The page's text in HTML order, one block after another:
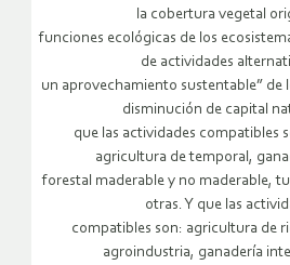
la cobertura vegetal
funciones ecológicas de los
de actividades
un aprovechamiento sustentable” de
disminución de capital
que las actividades compatibles
agricultura de temporal,
forestal maderable y no maderable,
otras. Y que las
compatibles son: agricultura de
agroindustria, ganadería